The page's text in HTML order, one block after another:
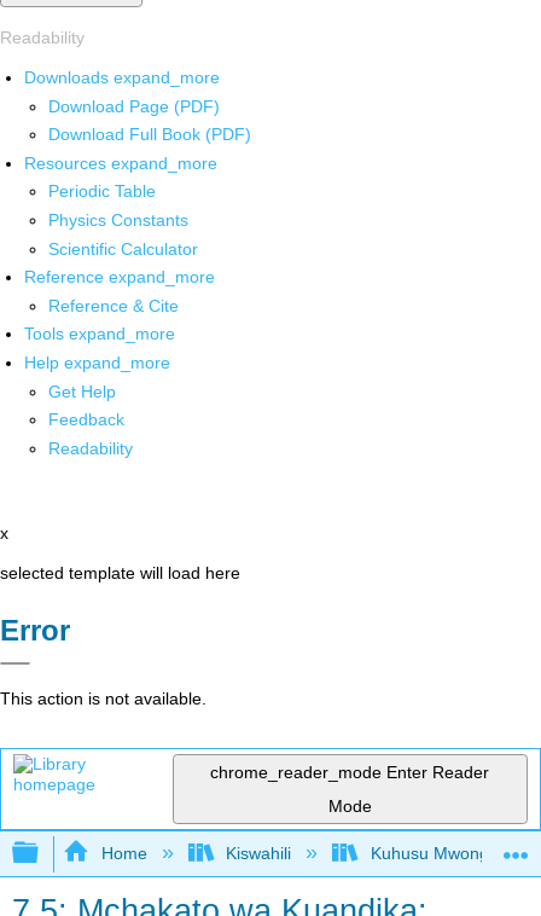
Readability
Downloads expand_more
Download Page (PDF)
Download Full Book (PDF)
Resources expand_more
Periodic Table
Physics Constants
Scientific Calculator
Reference expand_more
Reference & Cite
Tools expand_more
Help expand_more
Get Help
Feedback
Readability
x
selected template will load here
Error
This action is not available.
chrome_reader_mode Enter Reader
Mode
Expand/collapse global hierarchy
Home Kiswahili Kuhusu Mwongozo